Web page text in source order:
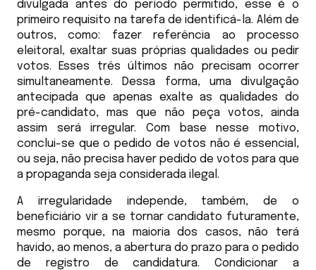
divulgada antes do período permitido, esse é o
primeiro requisito na tarefa de identificá-la. Além de
outros, como: fazer referência ao processo
eleitoral, exaltar suas próprias qualidades ou pedir
votos. Esses três últimos não precisam ocorrer
simultaneamente. Dessa forma, uma divulgação
antecipada que apenas exalte as qualidades do
pré-candidato, mas que não peça votos, ainda
assim será irregular. Com base nesse motivo,
conclui-se que o pedido de votos não é essencial,
ou seja, não precisa haver pedido de votos para que
a propaganda seja considerada ilegal.
A irregularidade independe, também, de o
beneficiário vir a se tornar candidato futuramente,
mesmo porque, na maioria dos casos, não terá
havido, ao menos, a abertura do prazo para o pedido
de registro de candidatura. Condicionar a